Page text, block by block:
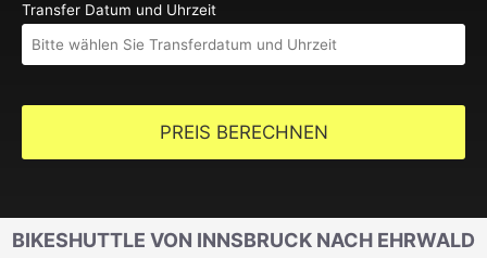
Transfer Datum und Uhrzeit
PREIS BERECHNEN
BIKESHUTTLE VON INNSBRUCK NACH EHRWALD